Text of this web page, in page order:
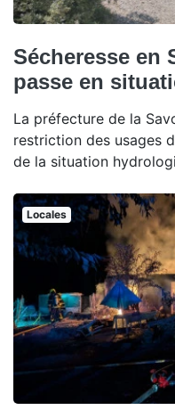
Sécheresse en
passe en
La préfecture de la
restriction des usages
de la situation
Locales